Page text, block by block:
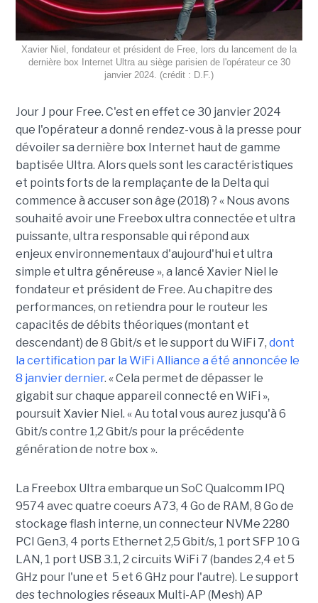
Xavier Niel, fondateur et président de Free, lors du lancement de la
dernière box Internet Ultra au siège parisien de l'opérateur ce 30
janvier 2024. (crédit : D.F.)
Jour J pour Free. C'est en effet ce 30 janvier 2024
que l'opérateur a donné rendez-vous à la presse pour
dévoiler sa dernière box Internet haut de gamme
baptisée Ultra. Alors quels sont les caractéristiques
et points forts de la remplaçante de la Delta qui
commence à accuser son âge (2018) ? « Nous avons
souhaité avoir une Freebox ultra connectée et ultra
puissante, ultra responsable qui répond aux
enjeux environnementaux d'aujourd'hui et ultra
simple et ultra généreuse », a lancé Xavier Niel le
fondateur et président de Free. Au chapitre des
performances, on retiendra pour le routeur les
capacités de débits théoriques (montant et
descendant) de 8 Gbit/s et le support du WiFi 7, dont
la certification par la WiFi Alliance a été annoncée le
8 janvier dernier. « Cela permet de dépasser le
gigabit sur chaque appareil connecté en WiFi »,
poursuit Xavier Niel. « Au total vous aurez jusqu'à 6
Gbit/s contre 1,2 Gbit/s pour la précédente
génération de notre box ».
La Freebox Ultra embarque un SoC Qualcomm IPQ
9574 avec quatre coeurs A73, 4 Go de RAM, 8 Go de
stockage flash interne, un connecteur NVMe 2280
PCI Gen3, 4 ports Ethernet 2,5 Gbit/s, 1 port SFP 10 G
LAN, 1 port USB 3.1, 2 circuits WiFi 7 (bandes 2,4 et 5
GHz pour l'une et 5 et 6 GHz pour l'autre). Le support
des technologies réseaux Multi-AP (Mesh) AP